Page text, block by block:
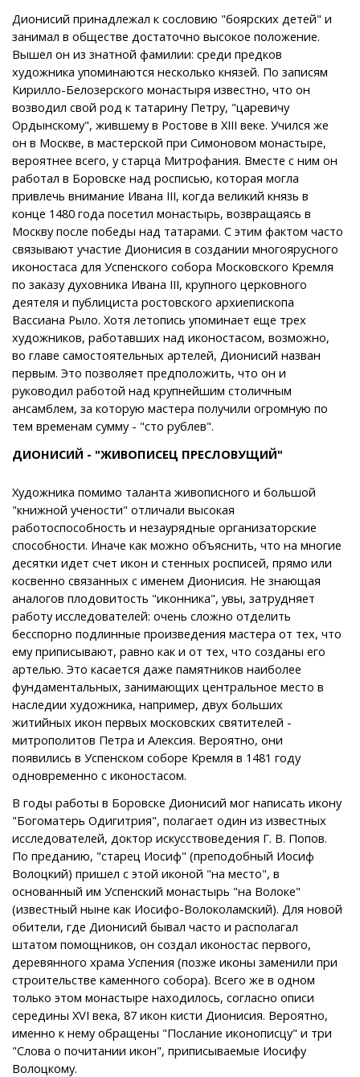
Дионисий принадлежал к сословию "боярских детей" и
занимал в обществе достаточно высокое положение.
Вышел он из знатной фамилии: среди предков
художника упоминаются несколько князей. По записям
Кирилло-Белозерского монастыря известно, что он
возводил свой род к татарину Петру, "царевичу
Ордынскому", жившему в Ростове в XIII веке. Учился же
он в Москве, в мастерской при Симоновом монастыре,
вероятнее всего, у старца Митрофания. Вместе с ним он
работал в Боровске над росписью, которая могла
привлечь внимание Ивана III, когда великий князь в
конце 1480 года посетил монастырь, возвращаясь в
Москву после победы над татарами. С этим фактом часто
связывают участие Дионисия в создании многоярусного
иконостаса для Успенского собора Московского Кремля
по заказу духовника Ивана III, крупного церковного
деятеля и публициста ростовского архиепископа
Вассиана Рыло. Хотя летопись упоминает еще трех
художников, работавших над иконостасом, возможно,
во главе самостоятельных артелей, Дионисий назван
первым. Это позволяет предположить, что он и
руководил работой над крупнейшим столичным
ансамблем, за которую мастера получили огромную по
тем временам сумму - "сто рублев".
ДИОНИСИЙ - "ЖИВОПИСЕЦ ПРЕСЛОВУЩИЙ"
Художника помимо таланта живописного и большой
"книжной учености" отличали высокая
работоспособность и незаурядные организаторские
способности. Иначе как можно объяснить, что на многие
десятки идет счет икон и стенных росписей, прямо или
косвенно связанных с именем Дионисия. Не знающая
аналогов плодовитость "иконника", увы, затрудняет
работу исследователей: очень сложно отделить
бесспорно подлинные произведения мастера от тех, что
ему приписывают, равно как и от тех, что созданы его
артелью. Это касается даже памятников наиболее
фундаментальных, занимающих центральное место в
наследии художника, например, двух больших
житийных икон первых московских святителей -
митрополитов Петра и Алексия. Вероятно, они
появились в Успенском соборе Кремля в 1481 году
одновременно с иконостасом.
В годы работы в Боровске Дионисий мог написать икону
"Богоматерь Одигитрия", полагает один из известных
исследователей, доктор искусствоведения Г. В. Попов.
По преданию, "старец Иосиф" (преподобный Иосиф
Волоцкий) пришел с этой иконой "на место", в
основанный им Успенский монастырь "на Волоке"
(известный ныне как Иосифо-Волоколамский). Для новой
обители, где Дионисий бывал часто и располагал
штатом помощников, он создал иконостас первого,
деревянного храма Успения (позже иконы заменили при
строительстве каменного собора). Всего же в одном
только этом монастыре находилось, согласно описи
середины XVI века, 87 икон кисти Дионисия. Вероятно,
именно к нему обращены "Послание иконописцу" и три
"Слова о почитании икон", приписываемые Иосифу
Волоцкому.